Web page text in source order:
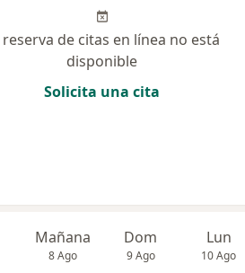
reserva de citas en línea no está
disponible
Solicita una cita
Mañana
8 Ago
Dom
9 Ago
Lun
10 Ago